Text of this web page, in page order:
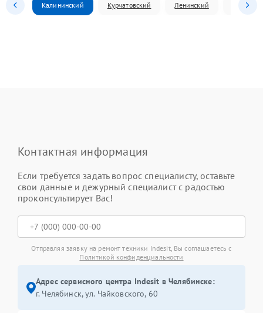
Калининский Курчатовский Ленинский
Контактная информация
Если требуется задать вопрос специалисту, оставьте
свои данные и дежурный специалист с радостью
проконсультирует Вас!
Отправляя заявку на ремонт техники Indesit, Вы соглашаетесь с
Политикой конфиденциальности
Адрес сервисного центра Indesit в Челябинске:
г. Челябинск, ул. Чайковского, 60